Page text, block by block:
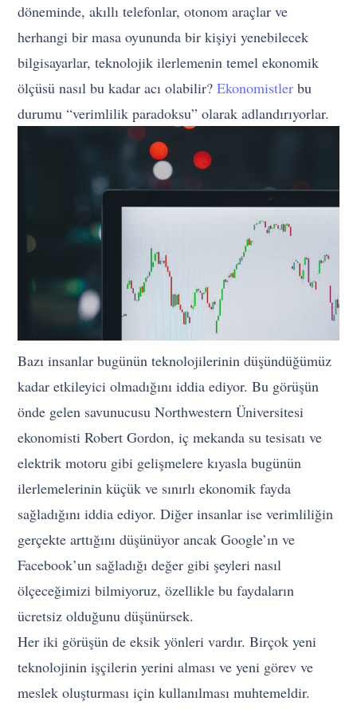
döneminde, akıllı telefonlar, otonom araçlar ve
herhangi bir masa oyununda bir kişiyi yenebilecek
bilgisayarlar, teknolojik ilerlemenin temel ekonomik
ölçüsü nasıl bu kadar acı olabilir?Ekonomistler bu
durumu “verimlilik paradoksu” olarak adlandırıyorlar.
Bazı insanlar bugünün teknolojilerinin düşündüğümüz
kadar etkileyici olmadığını iddia ediyor. Bu görüşün
önde gelen savunucusu Northwestern Üniversitesi
ekonomisti Robert Gordon, iç mekanda su tesisatı ve
elektrik motoru gibi gelişmelere kıyasla bugünün
ilerlemelerinin küçük ve sınırlı ekonomik fayda
sağladığını iddia ediyor. Diğer insanlar ise verimliliğin
gerçekte arttığını düşünüyor ancak Google’ın ve
Facebook’un sağladığı değer gibi şeyleri nasıl
ölçeceğimizi bilmiyoruz, özellikle bu faydaların
ücretsiz olduğunu düşünürsek.
Her iki görüşün de eksik yönleri vardır. Birçok yeni
teknolojinin işçilerin yerini alması ve yeni görev ve
meslek oluşturması için kullanılması muhtemeldir.